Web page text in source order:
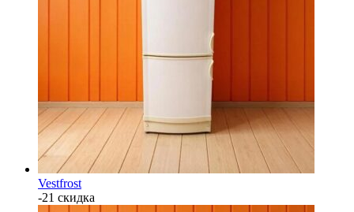
Vestfrost
-21 скидка